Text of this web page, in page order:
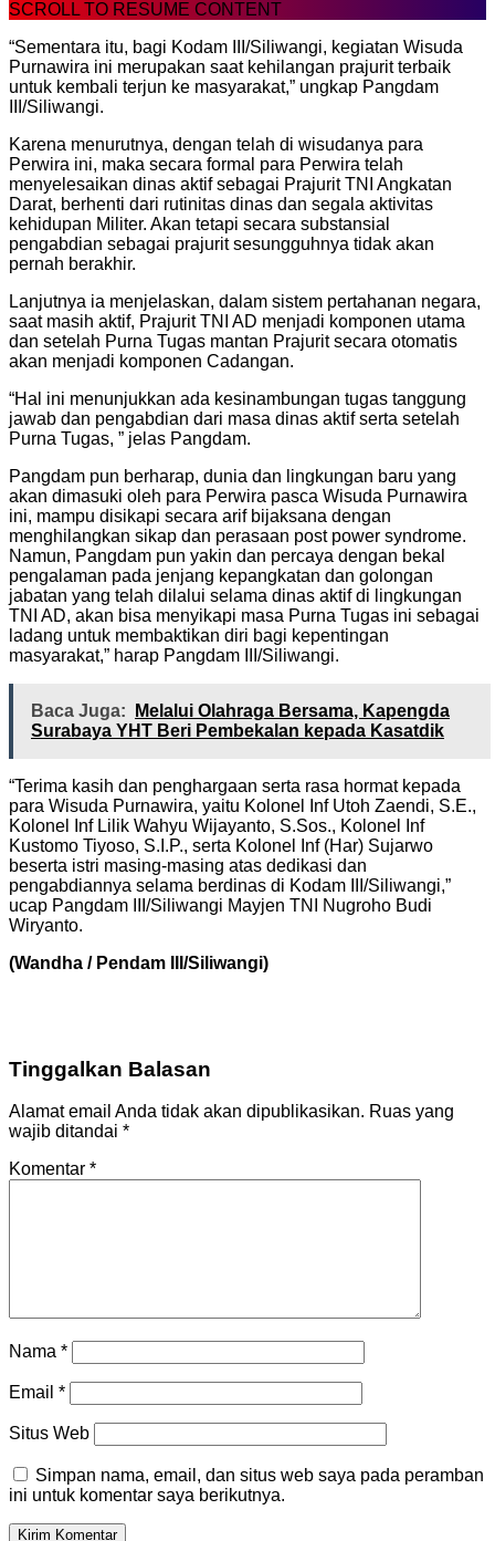
SCROLL TO RESUME CONTENT
“Sementara itu, bagi Kodam III/Siliwangi, kegiatan Wisuda
Purnawira ini merupakan saat kehilangan prajurit terbaik
untuk kembali terjun ke masyarakat,” ungkap Pangdam
III/Siliwangi.
Karena menurutnya, dengan telah di wisudanya para
Perwira ini, maka secara formal para Perwira telah
menyelesaikan dinas aktif sebagai Prajurit TNI Angkatan
Darat, berhenti dari rutinitas dinas dan segala aktivitas
kehidupan Militer. Akan tetapi secara substansial
pengabdian sebagai prajurit sesungguhnya tidak akan
pernah berakhir.
Lanjutnya ia menjelaskan, dalam sistem pertahanan negara,
saat masih aktif, Prajurit TNI AD menjadi komponen utama
dan setelah Purna Tugas mantan Prajurit secara otomatis
akan menjadi komponen Cadangan.
“Hal ini menunjukkan ada kesinambungan tugas tanggung
jawab dan pengabdian dari masa dinas aktif serta setelah
Purna Tugas, ” jelas Pangdam.
Pangdam pun berharap, dunia dan lingkungan baru yang
akan dimasuki oleh para Perwira pasca Wisuda Purnawira
ini, mampu disikapi secara arif bijaksana dengan
menghilangkan sikap dan perasaan post power syndrome.
Namun, Pangdam pun yakin dan percaya dengan bekal
pengalaman pada jenjang kepangkatan dan golongan
jabatan yang telah dilalui selama dinas aktif di lingkungan
TNI AD, akan bisa menyikapi masa Purna Tugas ini sebagai
ladang untuk membaktikan diri bagi kepentingan
masyarakat,” harap Pangdam III/Siliwangi.
Baca Juga:
Melalui Olahraga Bersama, Kapengda
Surabaya YHT Beri Pembekalan kepada Kasatdik
“Terima kasih dan penghargaan serta rasa hormat kepada
para Wisuda Purnawira, yaitu Kolonel Inf Utoh Zaendi, S.E.,
Kolonel Inf Lilik Wahyu Wijayanto, S.Sos., Kolonel Inf
Kustomo Tiyoso, S.I.P., serta Kolonel Inf (Har) Sujarwo
beserta istri masing-masing atas dedikasi dan
pengabdiannya selama berdinas di Kodam III/Siliwangi,”
ucap Pangdam III/Siliwangi Mayjen TNI Nugroho Budi
Wiryanto.
(Wandha / Pendam III/Siliwangi)
Tinggalkan Balasan
Alamat email Anda tidak akan dipublikasikan. Ruas yang
wajib ditandai *
Komentar *
Nama *
Email *
Situs Web
Simpan nama, email, dan situs web saya pada peramban
ini untuk komentar saya berikutnya.